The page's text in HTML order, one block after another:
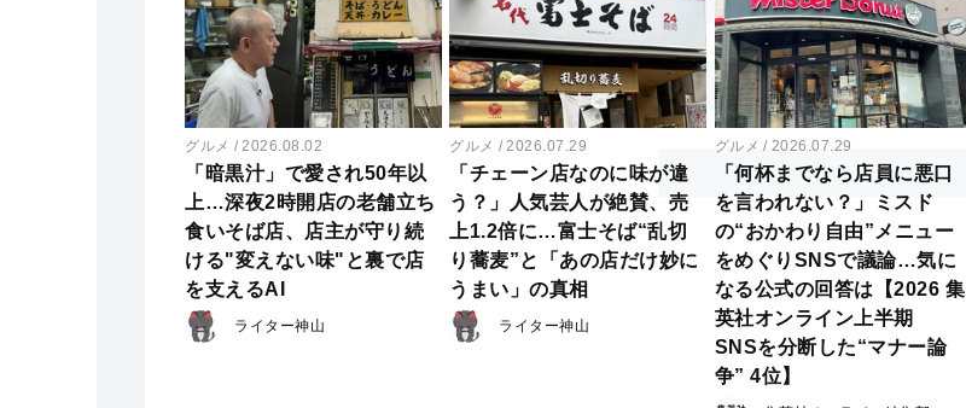
グルメ 2026.08.02
「暗黒汁」で愛され50年以
上…深夜2時開店の老舗立ち
食いそば店、店主が守り続
ける"変えない味"と裏で店
を支えるAI
ライター神山
グルメ 2026.07.29
「チェーン店なのに味が違
う？」人気芸人が絶賛、売
上1.2倍に…富士そば“乱切
り蕎麦”と「あの店だけ妙に
うまい」の真相
ライター神山
グルメ 2026.07.29
「何杯までなら店員に悪口
を言われない？」ミスド
の“おかわり自由”メニュー
をめぐりSNSで議論…気に
なる公式の回答は【2026 集
英社オンライン上半期
SNSを分断した“マナー論
争” 4位】